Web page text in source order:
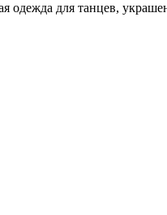
одежда для танцев,